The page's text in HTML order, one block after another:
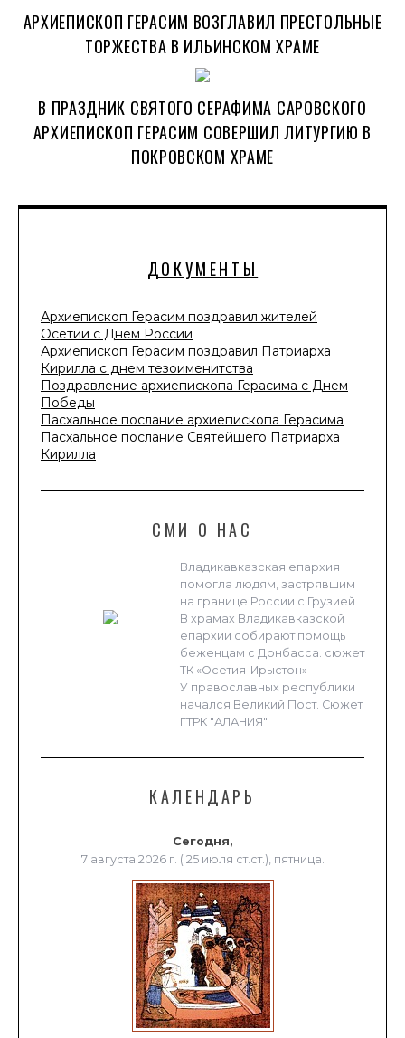
ДОКУМЕНТЫ
Архиепископ Герасим поздравил жителей
Осетии с Днем России
Архиепископ Герасим поздравил Патриарха
Кирилла с днем тезоименитства
Поздравление архиепископа Герасима с Днем
Победы
Пасхальное послание архиепископа Герасима
Пасхальное послание Святейшего Патриарха
Кирилла
СМИ О НАС
Владикавказская епархия
помогла людям, застрявшим
на границе России с Грузией
В храмах Владикавказской
епархии собирают помощь
беженцам с Донбасса. сюжет
ТК «Осетия-Ирыстон»
У православных республики
начался Великий Пост. Сюжет
ГТРК "АЛАНИЯ"
КАЛЕНДАРЬ
Сегодня,
7 августа 2026 г. ( 25 июля ст.ст.), пятница.
АРХИЕПИСКОП ГЕРАСИМ ВОЗГЛАВИЛ ПРЕСТОЛЬНЫЕ
ТОРЖЕСТВА В ИЛЬИНСКОМ ХРАМЕ
В ПРАЗДНИК СВЯТОГО СЕРАФИМА САРОВСКОГО
АРХИЕПИСКОП ГЕРАСИМ СОВЕРШИЛ ЛИТУРГИЮ В
ПОКРОВСКОМ ХРАМЕ